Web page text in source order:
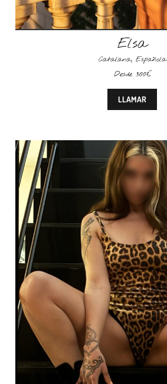
Elsa
Catalana, Española
Desde 300€
LLAMAR